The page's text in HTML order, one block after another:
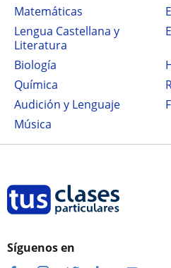
Matemáticas
Lengua Castellana y
Literatura
Biología
Química
Audición y Lenguaje
Música
Síguenos en